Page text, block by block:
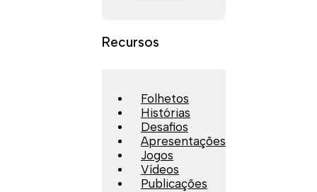
Recursos
Folhetos
Histórias
Desafios
Apresentações
Jogos
Vídeos
Publicações